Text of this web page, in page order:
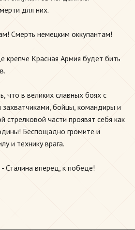
для них.
Смерть немецким оккупантам!
крепче Красная Армия будет бить
что в великих славных боях с
бойцы, командиры и
стрелковой части проявят себя как
Беспощадно громите и
и технику врага.
Сталина вперед, к победе!